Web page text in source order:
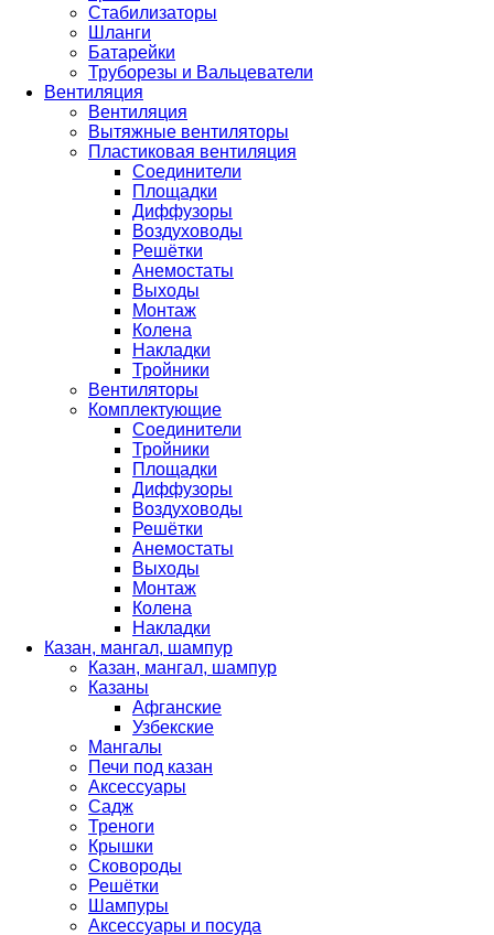
Стабилизаторы
Шланги
Батарейки
Труборезы и Вальцеватели
Вентиляция
Вентиляция
Вытяжные вентиляторы
Пластиковая вентиляция
Соединители
Площадки
Диффузоры
Воздуховоды
Решётки
Анемостаты
Выходы
Монтаж
Колена
Накладки
Тройники
Вентиляторы
Комплектующие
Соединители
Тройники
Площадки
Диффузоры
Воздуховоды
Решётки
Анемостаты
Выходы
Монтаж
Колена
Накладки
Казан, мангал, шампур
Казан, мангал, шампур
Казаны
Афганские
Узбекские
Мангалы
Печи под казан
Аксессуары
Садж
Треноги
Крышки
Сковороды
Решётки
Шампуры
Аксессуары и посуда